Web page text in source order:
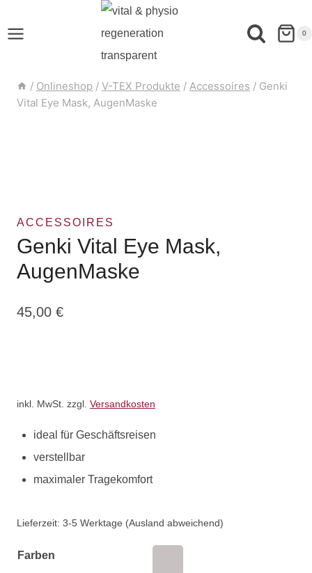
0
/ Onlineshop / V-TEX Produkte / Accessoires / Genki
Vital Eye Mask, AugenMaske
ACCESSOIRES
Genki Vital Eye Mask,
AugenMaske
45,00 €
inkl. MwSt. zzgl. Versandkosten
ideal für Geschäftsreisen
verstellbar
maximaler Tragekomfort
Lieferzeit: 3-5 Werktage (Ausland abweichend)
Farben